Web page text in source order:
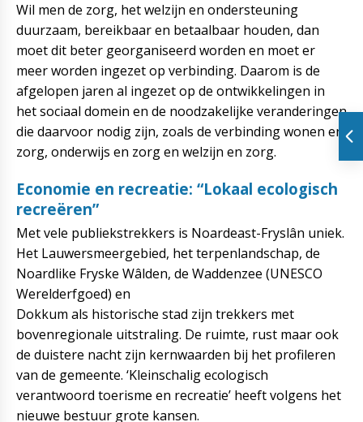
Wil men de zorg, het welzijn en ondersteuning
duurzaam, bereikbaar en betaalbaar houden, dan
moet dit beter georganiseerd worden en moet er
meer worden ingezet op verbinding. Daarom is de
afgelopen jaren al ingezet op de ontwikkelingen in
het sociaal domein en de noodzakelijke veranderingen
die daarvoor nodig zijn, zoals de verbinding wonen en
zorg, onderwijs en zorg en welzijn en zorg.
Economie en recreatie: “Lokaal ecologisch
recreëren”
Met vele publiekstrekkers is Noardeast-Fryslân uniek.
Het Lauwersmeergebied, het terpenlandschap, de
Noardlike Fryske Wâlden, de Waddenzee (UNESCO
Werelderfgoed) en
Dokkum als historische stad zijn trekkers met
bovenregionale uitstraling. De ruimte, rust maar ook
de duistere nacht zijn kernwaarden bij het profileren
van de gemeente. ‘Kleinschalig ecologisch
verantwoord toerisme en recreatie’ heeft volgens het
nieuwe bestuur grote kansen.